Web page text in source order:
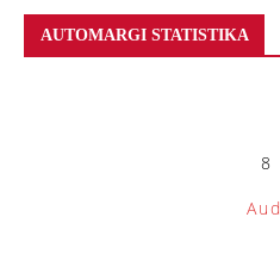
AUTOMARGI STATISTIKA
8